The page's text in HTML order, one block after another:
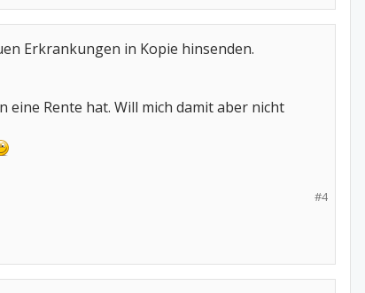
Erkrankungen in Kopie hinsenden.
Rente hat. Will mich damit aber nicht
#4